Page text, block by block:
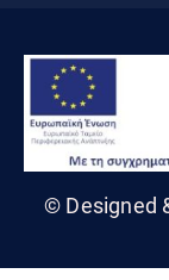
© Designed